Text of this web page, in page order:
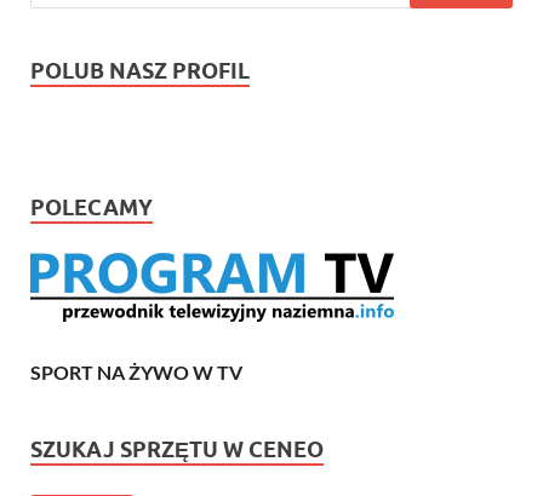
POLUB NASZ PROFIL
POLECAMY
SPORT NA ŻYWO W TV
SZUKAJ SPRZĘTU W CENEO